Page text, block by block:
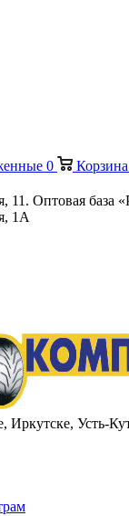
0 Корзина
11. Оптовая база
1А
Иркутске, Усть-